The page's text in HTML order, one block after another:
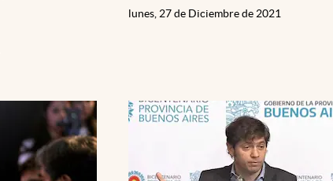
lunes, 27 de Diciembre de 2021